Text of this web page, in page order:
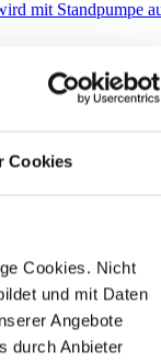
Cookies
Cookies. Nicht
und mit Daten
Angebote
durch Anbieter